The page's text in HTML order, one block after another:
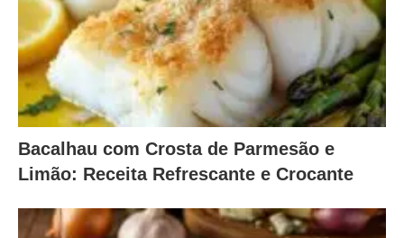
Bacalhau com Crosta de Parmesão e
Limão: Receita Refrescante e Crocante